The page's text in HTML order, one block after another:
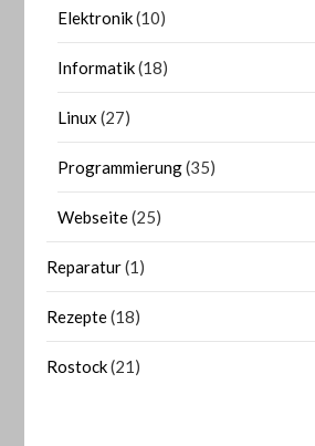
Elektronik(10)
Informatik(18)
Linux (27)
Programmierung(35)
Webseite(25)
Reparatur(1)
Rezepte(18)
Rostock(21)